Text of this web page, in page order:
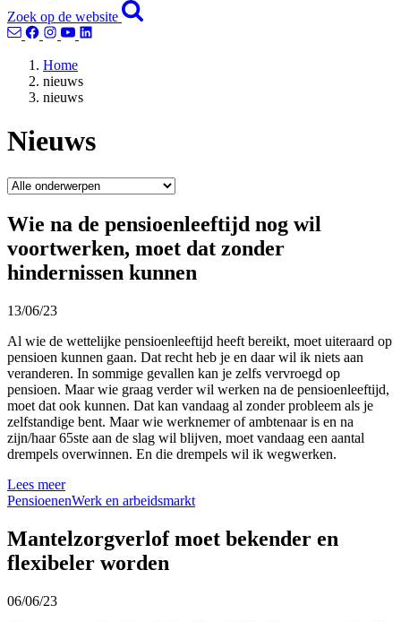
Zoek op de website
Home
nieuws
nieuws
Nieuws
Wie na de pensioenleeftijd nog wil
voortwerken, moet dat zonder
hindernissen kunnen
13/06/23
Al wie de wettelijke pensioenleeftijd heeft bereikt, moet uiteraard op
pensioen kunnen gaan. Dat recht heb je en daar wil ik niets aan
veranderen. In sommige gevallen kan je zelfs vervroegd op
pensioen. Maar wie graag verder wil werken na de pensioenleeftijd,
moet dat ook kunnen. Dat kan vandaag al zonder probleem als je
zelfstandige bent. Maar wie werknemer of ambtenaar is en na
zijn/haar 65ste aan de slag wil blijven, moet vandaag een aantal
drempels overwinnen. En die drempels wil ik wegwerken.
Lees meer
PensioenenWerk en arbeidsmarkt
Mantelzorgverlof moet bekender en
flexibeler worden
06/06/23